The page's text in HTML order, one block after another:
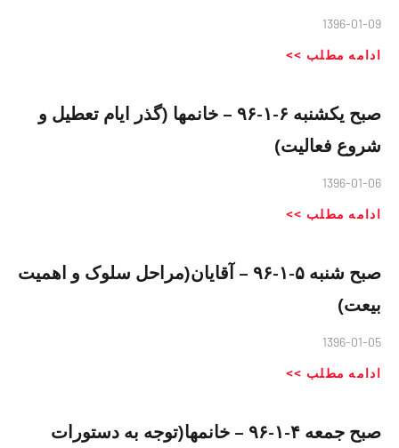
1396-01-09
ادامه مطلب >>
صبح یکشنبه ۶-١-٩۶ – خانمها (گذر ایام تعطیل و
شروع فعالیت)
1396-01-06
ادامه مطلب >>
صبح شنبه ۵-١-٩۶ – آقایان(مراحل سلوک و اهمیت
بیعت)
1396-01-05
ادامه مطلب >>
صبح جمعه ۴-١-٩۶ – خانمها(توجه به دستورات